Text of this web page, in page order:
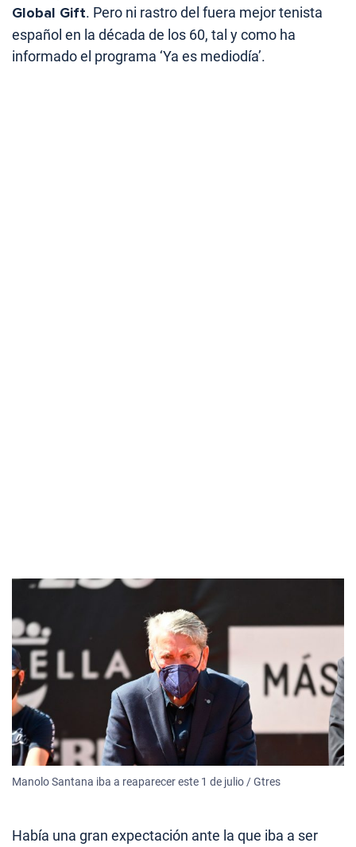
Global Gift. Pero ni rastro del fuera mejor tenista
español en la década de los 60, tal y como ha
informado el programa ‘Ya es mediodía’.
Manolo Santana iba a reaparecer este 1 de julio / Gtres
Había una gran expectación ante la que iba a ser